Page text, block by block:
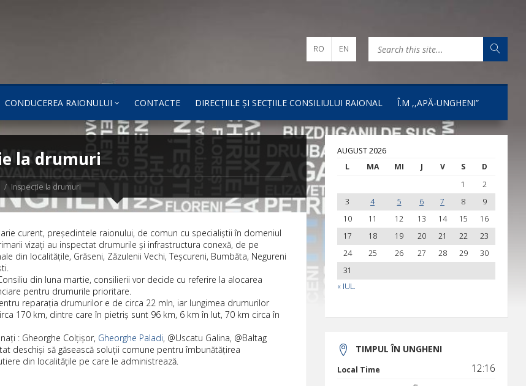
CONDUCEREA RAIONULUI CONTACTE DIRECȚIILE ȘI SECȚIILE CONSILIULUI RAIONAL Î.M ,,APĂ-UNGHENI”
RO EN
la drumuri
Inspecție la drumuri
curent, președintele raionului, de comun cu specialiștii în domeniul
vizați au inspectat drumurile și infrastructura conexă, de pe
din localitățile, Grăseni, Zăzulenii Vechi, Teșcureni, Bumbăta, Negureni
din luna martie, consilierii vor decide cu referire la alocarea
pentru drumurile prioritare.
reparația drumurilor e de circa 22 mln, iar lungimea drumurilor
170 km, dintre care în pietriș sunt 96 km, 6 km în lut, 70 km circa în
: Gheorghe Colțișor, Gheorghe Paladi, @Uscatu Galina, @Baltag
deschiși să găsească soluții comune pentru îmbunătățirea
din localitățile pe care le administrează.
AUGUST 2026
L
MA MI J V S D
« IUL.
1
2
3
4 5 6 7 8
9
10
11 12 13 14 15
16
17
18 19 20 21 22
23
24
25 26 27 28 29
30
31
TIMPUL ÎN UNGHENI
Local Time 12:16